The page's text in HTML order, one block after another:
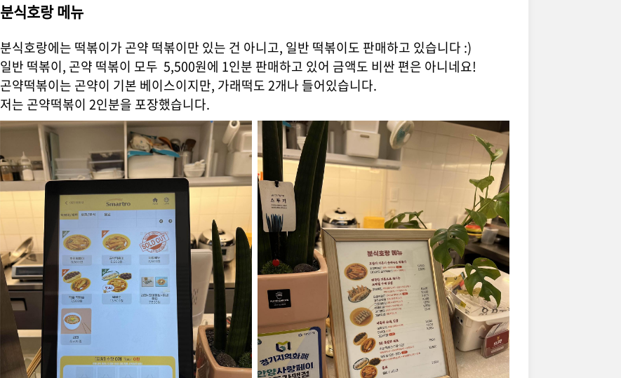
분식호랑 메뉴
분식호랑에는 떡볶이가 곤약 떡볶이만 있는 건 아니고, 일반 떡볶이도 판매하고 있습니다 :)
일반 떡볶이, 곤약 떡볶이 모두 5,500원에 1인분 판매하고 있어 금액도 비싼 편은 아니네요!
곤약떡볶이는 곤약이 기본 베이스이지만, 가래떡도 2개나 들어있습니다.
저는 곤약떡볶이 2인분을 포장했습니다.